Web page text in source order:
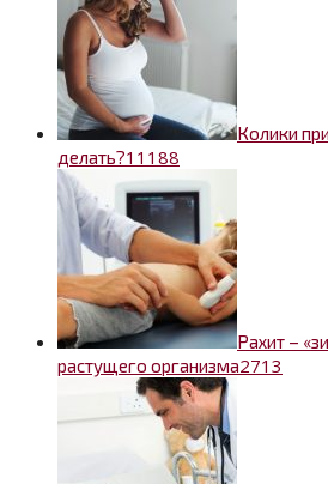
Колики
делать?1 1188
Рахит –
растущего организма2713